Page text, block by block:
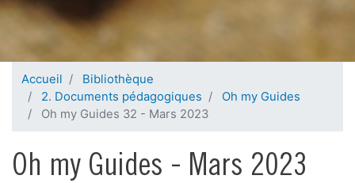
Accueil
Bibliothèque
2. Documents pédagogiques
Oh my Guides
Oh my Guides 32 - Mars 2023
Oh my Guides - Mars 2023